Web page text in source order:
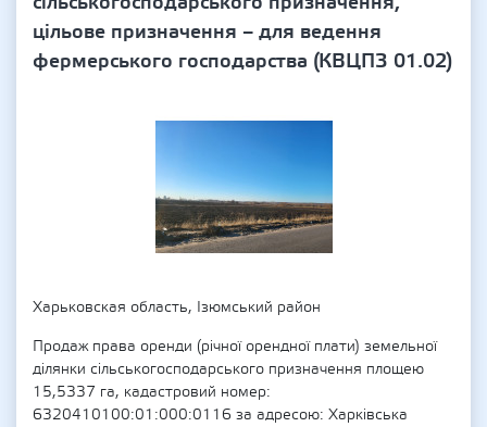
цільове призначення – для ведення
фермерського господарства (КВЦПЗ 01.02)
Харьковская область, Ізюмський район
Продаж права оренди (річної орендної плати) земельної
ділянки сільськогосподарського призначення площею
15,5337 га, кадастровий номер:
6320410100:01:000:0116 за адресою: Харківська